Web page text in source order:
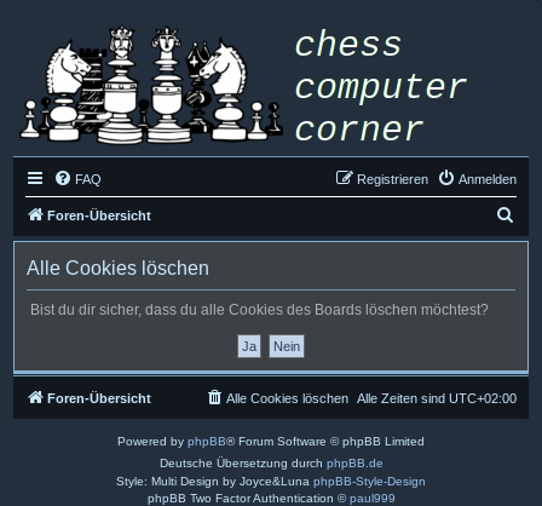
FAQ Anmelden
Registrieren
Foren-Übersicht
u
Alle Cookies löschen
Bist du dir sicher, dass du alle Cookies des Boards löschen möchtest?
Foren-Übersicht Alle Zeiten sind UTC+02:00
Alle Cookies löschen
Powered by phpBB® Forum Software © phpBB Limited
Deutsche Übersetzung durch phpBB.de
Style: Multi Design by Joyce&Luna phpBB-Style-Design
phpBB Two Factor Authentication ©paul999